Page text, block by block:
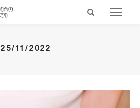
25/11/2022